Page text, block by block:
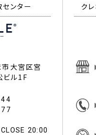
ンター
大宮区宮
ル1F
20:00
ク